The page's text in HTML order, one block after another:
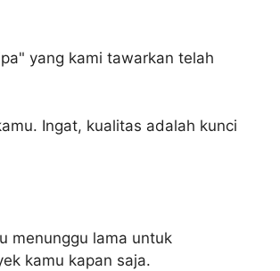
yang kami tawarkan telah
Ingat, kualitas adalah kunci
menunggu lama untuk
kamu kapan saja.